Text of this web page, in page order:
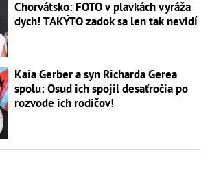
Chorvátsko: FOTO v plavkách vyráža
dych! TAKÝTO zadok sa len tak nevidí
Kaia Gerber a syn Richarda Gerea
spolu: Osud ich spojil desaťročia po
rozvode ich rodičov!